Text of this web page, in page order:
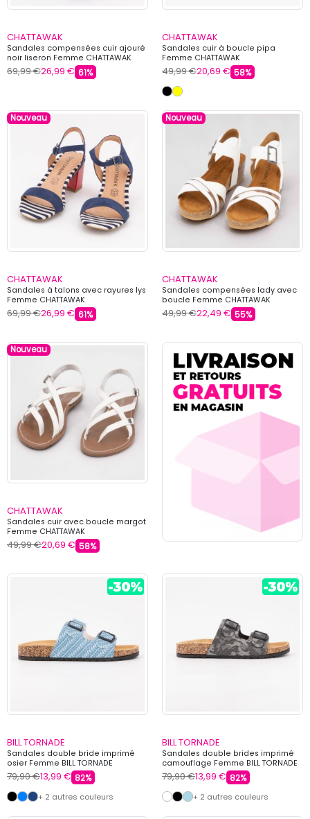
CHATTAWAK
Sandales compensées cuir ajouré
noir liseron Femme CHATTAWAK
69,99 €26,99 € 61%
CHATTAWAK
Sandales cuir à boucle pipa
Femme CHATTAWAK
49,99 €20,69 € 58%
Nouveau
CHATTAWAK
Sandales à talons avec rayures lys
Femme CHATTAWAK
69,99 €26,99 € 61%
Nouveau
CHATTAWAK
Sandales compensées lady avec
boucle Femme CHATTAWAK
49,99 €22,49 € 55%
Nouveau
CHATTAWAK
Sandales cuir avec boucle margot
Femme CHATTAWAK
49,99 €20,69 € 58%
BILL TORNADE
Sandales double bride imprimé
osier Femme BILL TORNADE
79,90 €13,99 € 82%
+ 2 autres couleurs
BILL TORNADE
Sandales double brides imprimé
camouflage Femme BILL TORNADE
79,90 €13,99 € 82%
+ 2 autres couleurs